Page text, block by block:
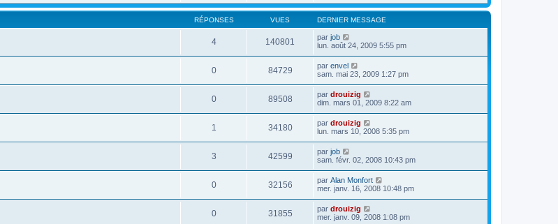
RÉPONSES VUES DERNIER MESSAGE
4 140801 par job
lun. août 24, 2009 5:55 pm
0 84729 par envel
sam. mai 23, 2009 1:27 pm
0 89508 par drouizig
dim. mars 01, 2009 8:22 am
1 34180 par drouizig
lun. mars 10, 2008 5:35 pm
3 42599 par job
sam. févr. 02, 2008 10:43 pm
0 32156 par Alan Monfort
mer. janv. 16, 2008 10:48 pm
0 31855 par drouizig
mer. janv. 09, 2008 1:08 pm